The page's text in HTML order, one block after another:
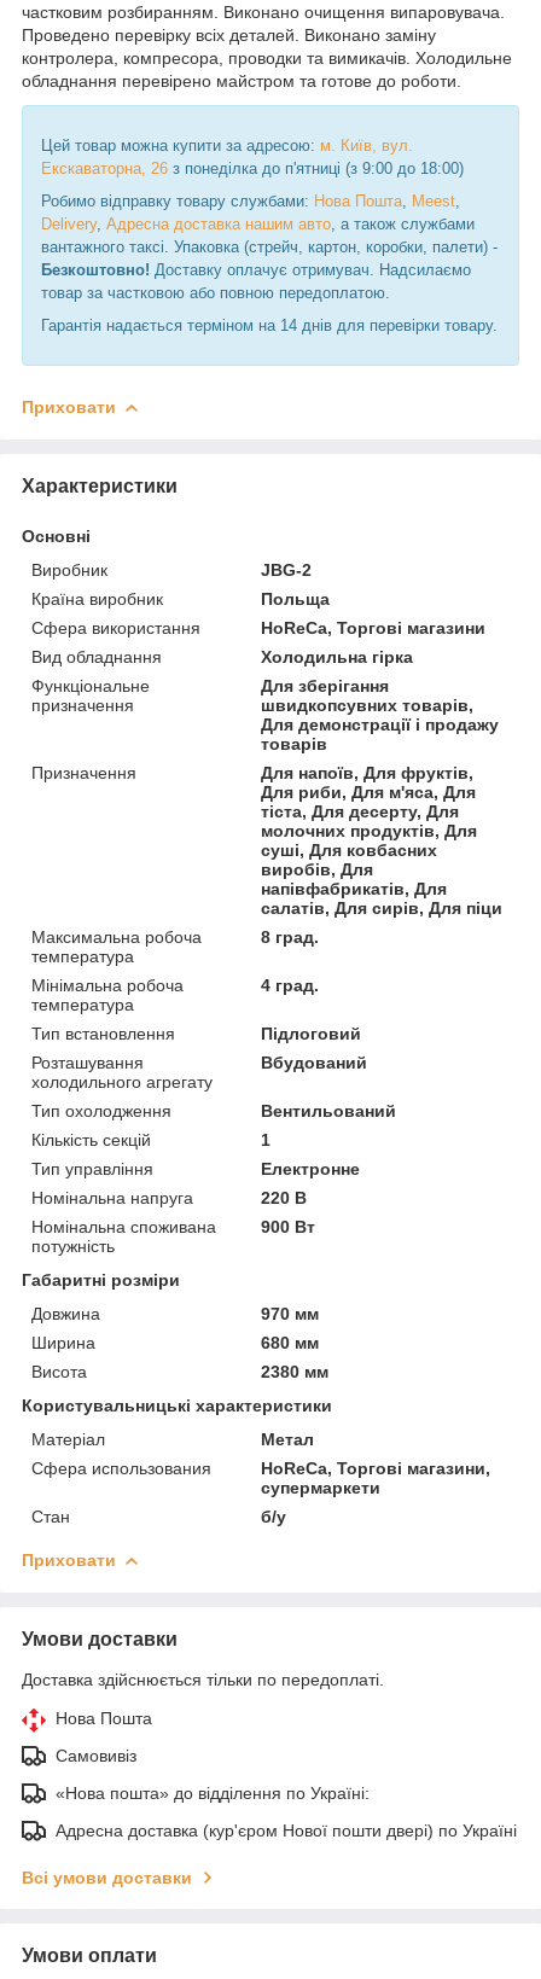
частковим розбиранням. Виконано очищення випаровувача.
Проведено перевірку всіх деталей. Виконано заміну
контролера, компресора, проводки та вимикачів. Холодильне
обладнання перевірено майстром та готове до роботи.
Цей товар можна купити за адресою: м. Київ, вул.
Екскаваторна, 26 з понеділка до п'ятниці (з 9:00 до 18:00)
Робимо відправку товару службами: Нова Пошта Meest
Delivery, Адресна доставка нашим авто , а також службами
вантажного таксі. Упаковка (стрейч, картон, коробки, палети) -
Безкоштовно! Доставку оплачує отримувач. Надсилаємо
товар за частковою або повною передоплатою.
Гарантія надається терміном на 14 днів для перевірки товару.
Приховати
Характеристики
Основні
Виробник
JBG-2
Країна виробник
Польща
Сфера використання
HoReCa, Торгові магазини
Вид обладнання
Холодильна гірка
Функціональне
призначення
Для зберігання
швидкопсувних товарів,
Для демонстрації і продажу
товарів
Призначення
Для напоїв, Для фруктів,
Для риби, Для м'яса, Для
тіста, Для десерту, Для
молочних продуктів, Для
суші, Для ковбасних
виробів, Для
напівфабрикатів, Для
салатів, Для сирів, Для піци
Максимальна робоча
температура
8 град.
Мінімальна робоча
температура
4 град.
Тип встановлення
Підлоговий
Розташування
холодильного агрегату
Вбудований
Тип охолодження
Вентильований
Кількість секцій
1
Тип управління
Електронне
Номінальна напруга
220 В
Номінальна споживана
потужність
900 Вт
Габаритні розміри
Довжина
970 мм
Ширина
680 мм
Висота
2380 мм
Користувальницькі характеристики
Матеріал
Метал
Сфера использования
HoReCa, Торгові магазини,
супермаркети
Стан
б/у
Приховати
Умови доставки
Доставка здійснюється тільки по передоплаті.
Нова Пошта
Самовивіз
«Нова пошта» до відділення по Україні:
Адресна доставка (кур'єром Нової пошти двері) по Україні
Всі умови доставки
Умови оплати